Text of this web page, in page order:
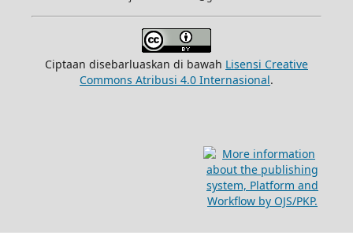
Ciptaan disebarluaskan di bawah Lisensi Creative
Commons Atribusi 4.0 Internasional.